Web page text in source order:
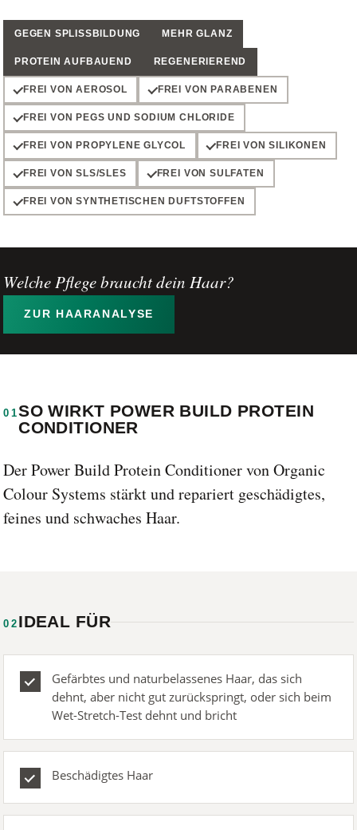
GEGEN SPLISSBILDUNG MEHR GLANZ
PROTEIN AUFBAUEND REGENERIEREND
FREI VON AEROSOL FREI VON PARABENEN
FREI VON PEGS UND SODIUM CHLORIDE
FREI VON PROPYLENE GLYCOL FREI VON SILIKONEN
FREI VON SLS/SLES FREI VON SULFATEN
FREI VON SYNTHETISCHEN DUFTSTOFFEN
Welche Pflege braucht dein Haar?
ZUR HAARANALYSE
01SO WIRKT POWER BUILD PROTEIN
CONDITIONER
Der Power Build Protein Conditioner von Organic
Colour Systems stärkt und repariert geschädigtes,
feines und schwaches Haar.
02 IDEAL FÜR
Gefärbtes und naturbelassenes Haar, das sich
dehnt, aber nicht gut zurückspringt, oder sich beim
Wet-Stretch-Test dehnt und bricht
Beschädigtes Haar